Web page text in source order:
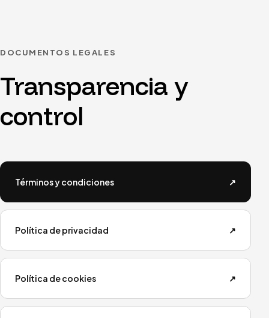
DOCUMENTOS LEGALES
Transparencia y
control
Términos y condiciones ↗
Política de privacidad ↗
Política de cookies ↗